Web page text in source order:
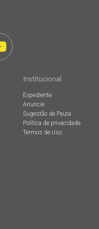
Institucional
Expediente
Anuncie
Sugestão de Pauta
Política de privacidade
Termos de Uso